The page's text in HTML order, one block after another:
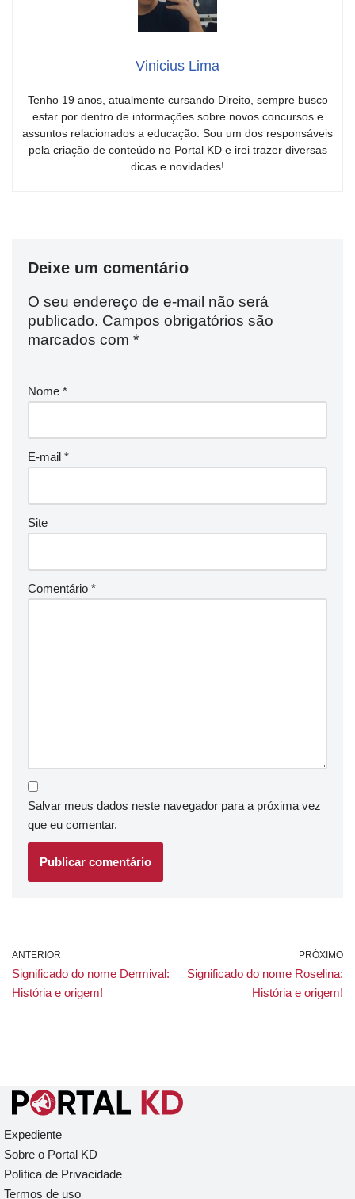
Vinicius Lima
Tenho 19 anos, atualmente cursando Direito, sempre busco
estar por dentro de informações sobre novos concursos e
assuntos relacionados a educação. Sou um dos responsáveis
pela criação de conteúdo no Portal KD e irei trazer diversas
dicas e novidades!
Deixe um comentário
O seu endereço de e-mail não será
publicado. Campos obrigatórios são
marcados com *
Nome *
E-mail *
Site
Comentário *
Salvar meus dados neste navegador para a próxima vez
que eu comentar.
ANTERIOR
Significado do nome Dermival:
História e origem!
PRÓXIMO
Significado do nome Roselina:
História e origem!
Expediente
Sobre o Portal KD
Política de Privacidade
Termos de uso